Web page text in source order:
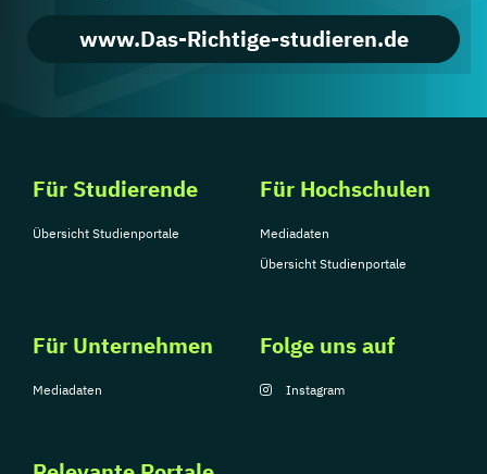
www.Das-Richtige-studieren.de
Für Studierende
Übersicht Studienportale
Für Hochschulen
Mediadaten
Übersicht Studienportale
Für Unternehmen
Mediadaten
Folge uns auf
Instagram